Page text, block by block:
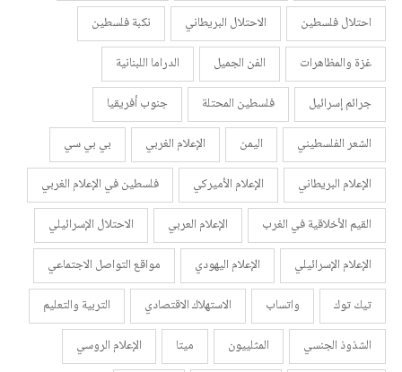
احتلال فلسطين
الاحتلال البريطاني
نكبة فلسطين
غزة والمظاهرات
الفن الجميل
الدراما اللبنانية
جرائم إسرائيل
فلسطين المحتلة
جنوب أفريقيا
الشعر الفلسطيني
اليمن الإعلام الغربي
بي بي سي
الإعلام البريطاني
الإعلام الأميركي
فلسطين في الإعلام الغربي
القيم الأخلاقية في الغرب
الإعلام العربي
الاحتلال الإسرائيلي
الإعلام الإسرائيلي
الإعلام اليهودي
مواقع التواصل الاجتماعي
تيك توك
واتساب الاستهلاك الاقتصادي
التربية والتعليم
الشذوذ الجنسي
المثلييون ميتا
الإعلام الروسي